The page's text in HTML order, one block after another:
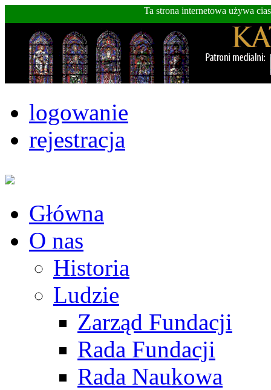
Ta strona internetowa używa
logowanie
rejestracja
Główna
O nas
Historia
Ludzie
Zarząd Fundacji
Rada Fundacji
Rada Naukowa